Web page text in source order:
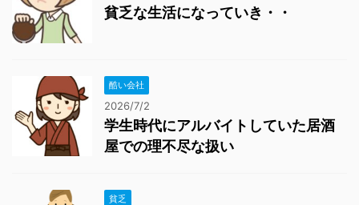
貧乏な生活になっていき・・
酷い会社
2026/7/2
学生時代にアルバイトしていた居酒
屋での理不尽な扱い
貧乏